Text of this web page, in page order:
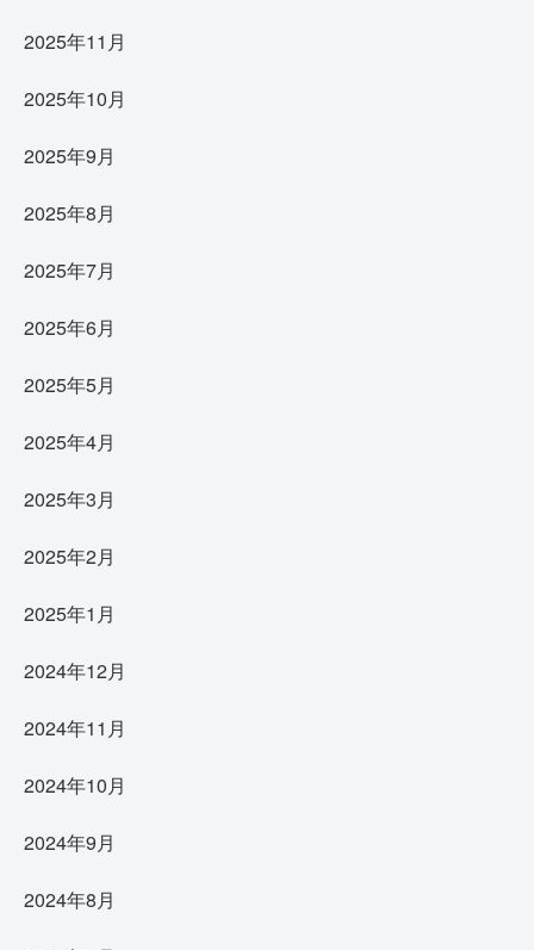
2025年11月
2025年10月
2025年9月
2025年8月
2025年7月
2025年6月
2025年5月
2025年4月
2025年3月
2025年2月
2025年1月
2024年12月
2024年11月
2024年10月
2024年9月
2024年8月